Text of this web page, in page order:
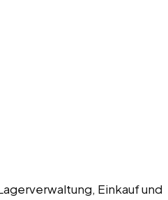
Einkauf und